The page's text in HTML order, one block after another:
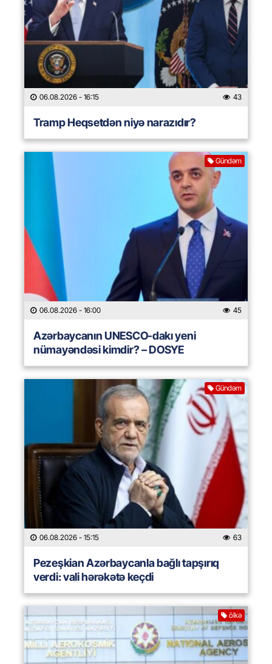
06.08.2026 - 16:15 43
Tramp Heqsetdən niyə narazıdır?
Gündəm
06.08.2026 - 16:00 45
Azərbaycanın UNESCO-dakı yeni
nümayəndəsi kimdir? – DOSYE
Gündəm
06.08.2026 - 15:15 63
Pezeşkian Azərbaycanla bağlı tapşırıq
verdi: vali hərəkətə keçdi
ölkə